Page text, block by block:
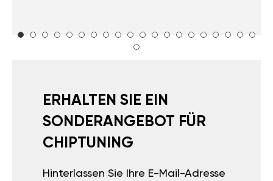
ERHALTEN SIE
EIN
SONDERANGEBOT